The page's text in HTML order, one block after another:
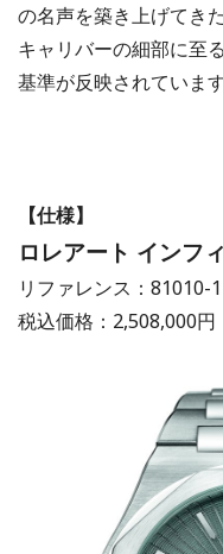
の名声を築き上げてき
キャリバーの細部に至
基準が反映されています
【仕様】
ロレアート インフ
リファレンス：81010-
税込価格：2,508,000円